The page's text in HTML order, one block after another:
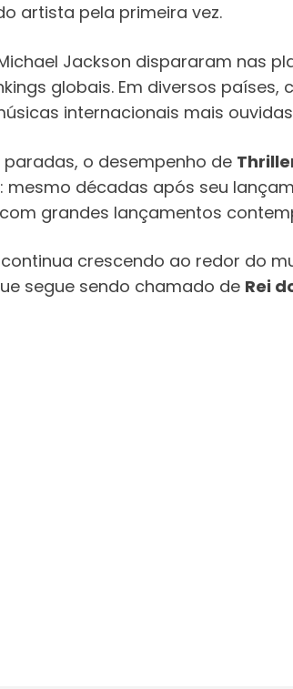
artista pela primeira vez.
Jackson dispararam nas
globais. Em diversos países,
internacionais mais
o desempenho de
décadas após seu
grandes lançamentos
continua crescendo ao redor do
segue sendo chamado de Rei